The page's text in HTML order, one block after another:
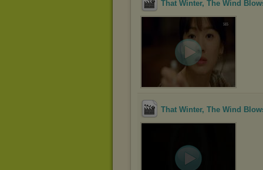
That Winter, The Wind
That Winter, The Wind